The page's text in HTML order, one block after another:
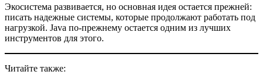
Экосистема развивается, но основная идея остается прежней:
писать надежные системы, которые продолжают работать под
нагрузкой. Java по-прежнему остается одним из лучших
инструментов для этого.
Читайте также: